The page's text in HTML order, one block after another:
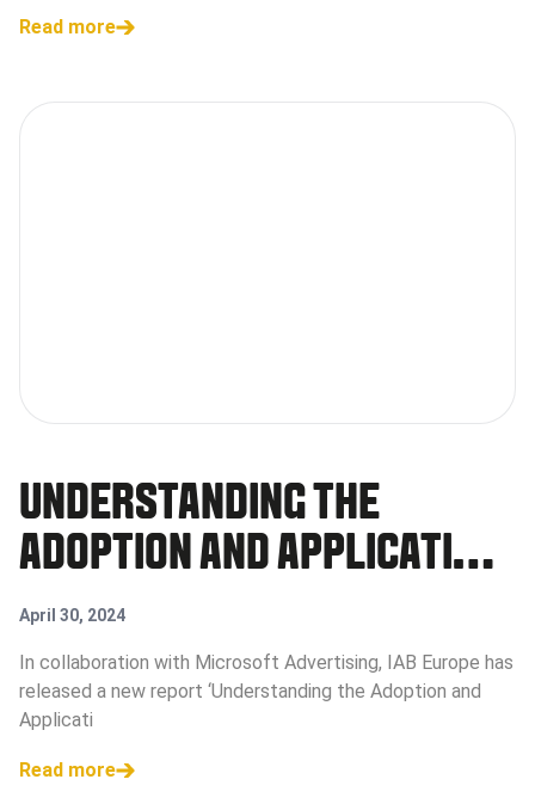
Read more
UNDERSTANDING THE
ADOPTION AND APPLICATION
OF AI IN DIGITAL
ADVERTISING RAPPORT
April 30, 2024
In collaboration with Microsoft Advertising, IAB Europe has
released a new report ‘Understanding the Adoption and
Applicati
Read more